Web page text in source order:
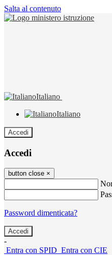
Salta al contenuto
Italiano
Italiano
Accedi
Accedi
button close ×
Password dimenticata?
-
Entra con SPID Entra con CIE